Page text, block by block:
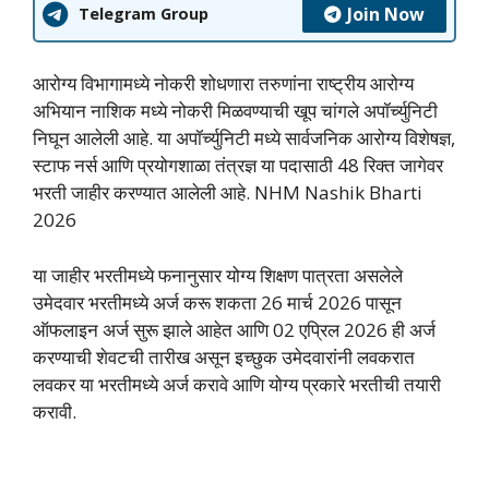
Telegram Group Join Now
आरोग्य विभागामध्ये नोकरी शोधणारा तरुणांना राष्ट्रीय आरोग्य
अभियान नाशिक मध्ये नोकरी मिळवण्याची खूप चांगले अपॉर्च्युनिटी
निघून आलेली आहे. या अपॉर्च्युनिटी मध्ये सार्वजनिक आरोग्य विशेषज्ञ,
स्टाफ नर्स आणि प्रयोगशाळा तंत्रज्ञ या पदासाठी 48 रिक्त जागेवर
भरती जाहीर करण्यात आलेली आहे. NHM Nashik Bharti
2026
या जाहीर भरतीमध्ये फनानुसार योग्य शिक्षण पात्रता असलेले
उमेदवार भरतीमध्ये अर्ज करू शकता 26 मार्च 2026 पासून
ऑफलाइन अर्ज सुरू झाले आहेत आणि 02 एप्रिल 2026 ही अर्ज
करण्याची शेवटची तारीख असून इच्छुक उमेदवारांनी लवकरात
लवकर या भरतीमध्ये अर्ज करावे आणि योग्य प्रकारे भरतीची तयारी
करावी.